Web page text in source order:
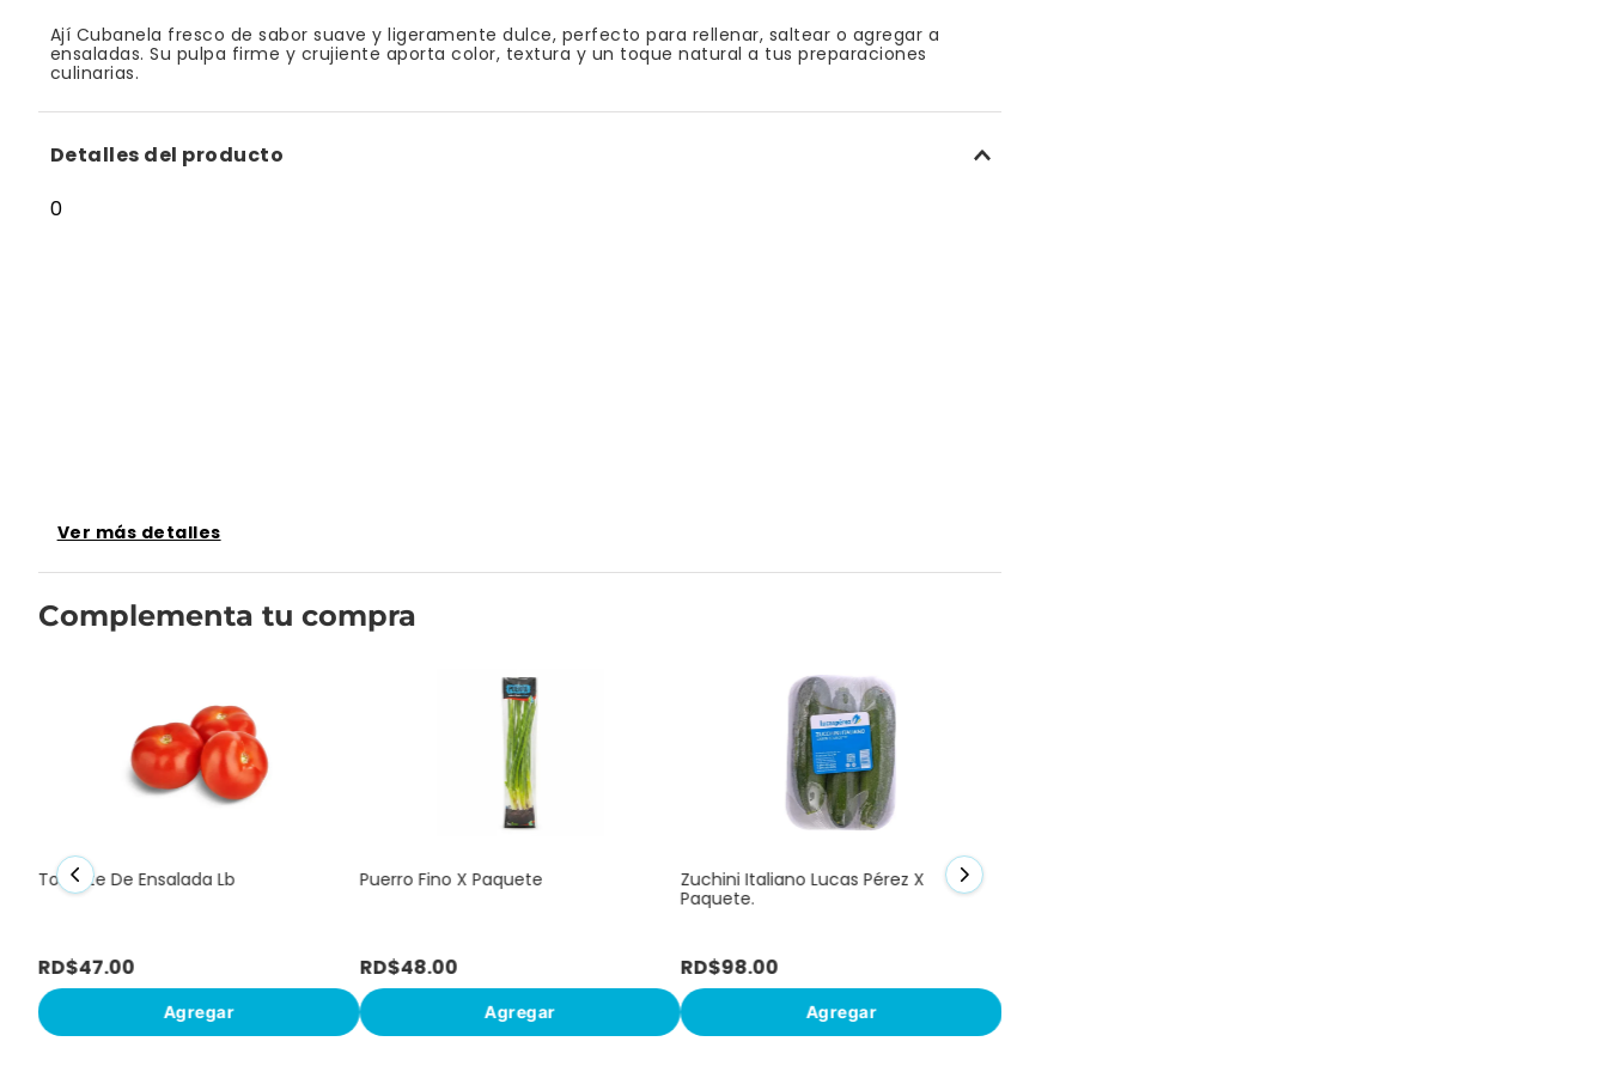
Ají Cubanela fresco de sabor suave y ligeramente dulce, perfecto para rellenar, saltear o agregar a
ensaladas. Su pulpa firme y crujiente aporta color, textura y un toque natural a tus preparaciones
culinarias.
Detalles del producto
0
Ver más detalles
Complementa tu compra
Tomate De Ensalada Lb
RD$47.00
Agregar
Puerro Fino X Paquete
RD$48.00
Agregar
Zuchini Italiano Lucas Pérez X
Paquete.
RD$98.00
Agregar